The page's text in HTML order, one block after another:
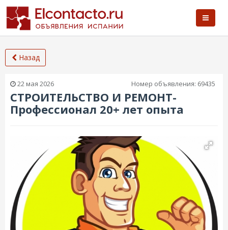
Назад
22 мая 2026 Номер объявления: 69435
СТРОИТЕЛЬСТВО И РЕМОНТ-
Профессионал 20+ лет опыта